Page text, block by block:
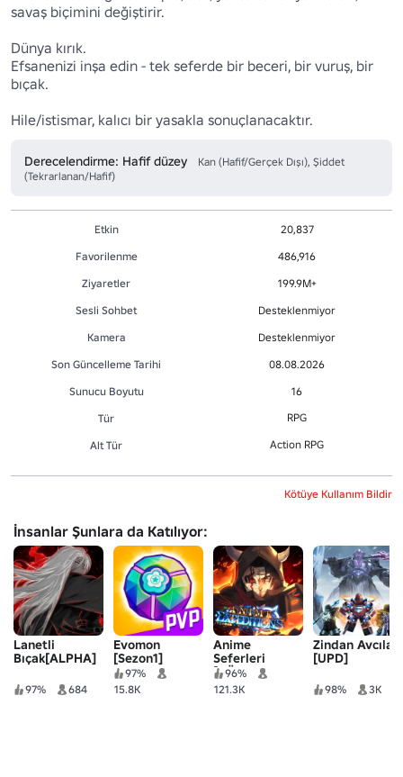
savaş biçimini değiştirir.
Dünya kırık.
Efsanenizi inşa edin - tek seferde bir beceri, bir vuruş, bir
bıçak.
Hile/istismar, kalıcı bir yasakla sonuçlanacaktır.
Derecelendirme: Hafif düzey
Kan (Hafif/Gerçek Dışı), Şiddet
(Tekrarlanan/Hafif)
Etkin
20,837
Favorilenme
486,916
Ziyaretler
199.9M+
Sesli Sohbet
Desteklenmiyor
Kamera
Desteklenmiyor
Son Güncelleme Tarihi
08.08.2026
Sunucu Boyutu
16
Tür
RPG
Alt Tür Action RPG
Kötüye Kullanım Bildir
İnsanlar Şunlara da Katılıyor:
Lanetli
Bıçak[ALPHA]
97% 684
Evomon
[Sezon1]
97%
15.8K
Anime
Seferleri
[GÜNCELLEME
😈]
96%
121.3K
Zindan Avcıları
[UPD]
98% 3K